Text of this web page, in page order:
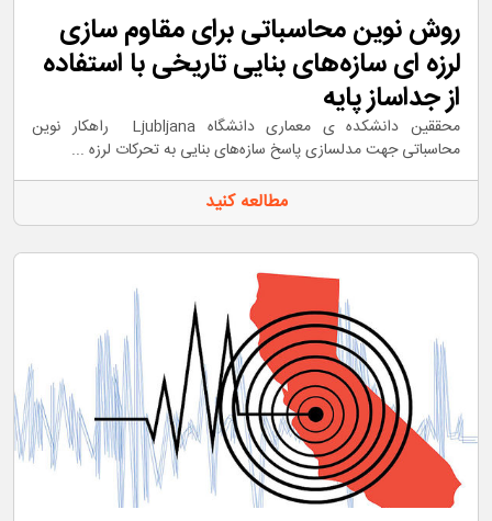
روش نوین محاسباتی برای مقاوم سازی
لرزه ای سازه‌های بنایی تاریخی با استفاده
از جداساز پایه
محققین دانشکده ی معماری دانشگاه Ljubljana راهکار نوین
محاسباتی جهت مدلسازی پاسخ سازه‌های بنایی به تحرکات لرزه ...
مطالعه کنید